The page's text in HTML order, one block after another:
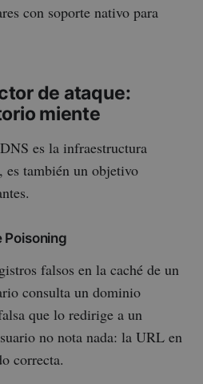
con soporte nativo para
de ataque:
miente
es la infraestructura
es también un objetivo
Poisoning
falsos en la caché de un
consulta un dominio
que lo redirige a un
no nota nada: la URL en
correcta.